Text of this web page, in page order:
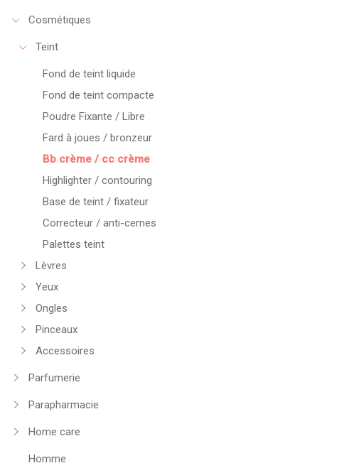
Cosmétiques
Teint
Fond de teint liquide
Fond de teint compacte
Poudre Fixante / Libre
Fard à joues / bronzeur
Bb crème / cc crème
Highlighter / contouring
Base de teint / fixateur
Correcteur / anti-cernes
Palettes teint
Lèvres
Yeux
Ongles
Pinceaux
Accessoires
Parfumerie
Parapharmacie
Home care
Homme